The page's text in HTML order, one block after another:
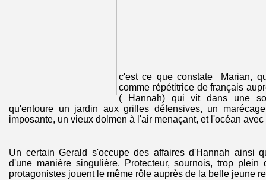
c'est ce que constate Marian,
comme répétitrice de français
( Hannah) qui vit dans une
qu'entoure un jardin aux grilles défensives, un
imposante, un vieux dolmen à l'air menaçant, et l'océan
Un certain Gerald s'occupe des affaires d'Hannah ainsi
d'une manière singulière. Protecteur, sournois, trop plein
protagonistes jouent le même rôle auprès de la belle jeune